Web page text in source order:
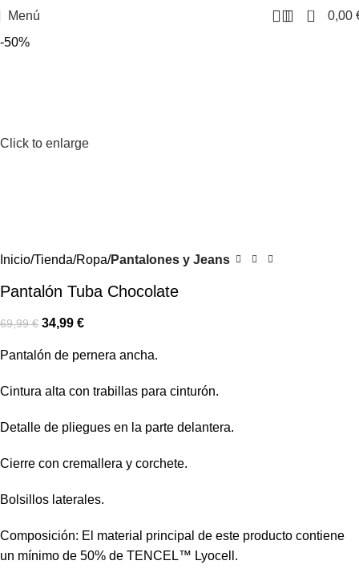
Menú 0 0,00
-50%
Click to enlarge
Inicio Tienda Ropa Pantalones y Jeans
Pantalón Tuba Chocolate
69,99€ 34,99 €
Pantalón de pernera ancha.
Cintura alta con trabillas para cinturón.
Detalle de pliegues en la parte delantera.
Cierre con cremallera y corchete.
Bolsillos laterales.
Composición: El material principal de este producto contiene
un mínimo de 50% de TENCEL™ Lyocell.